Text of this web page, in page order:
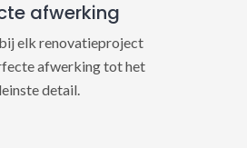
afwerking
elk renovatieproject
afwerking tot het
detail.